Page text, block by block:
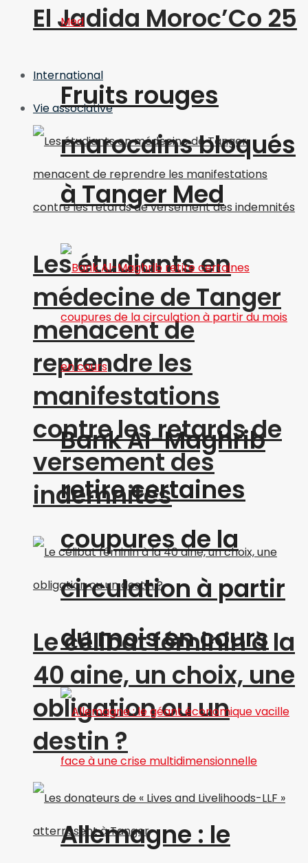
El Jadida Moroc’Co 25
International
Vie associative
Les étudiants en
médecine de Tanger
menacent de
reprendre les
manifestations
contre les retards de
versement des
indemnités
Le célibat féminin à la
40 aine, un choix, une
obligation ou un
destin ?
Fruits rouges
marocains bloqués
à Tanger Med
Bank Al-Maghrib
retire certaines
coupures de la
circulation à partir
du mois en cours
Allemagne : le